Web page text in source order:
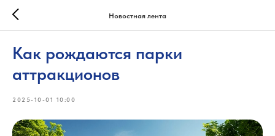
Новостная лента
Как рождаются парки
аттракционов
2025-10-01 10:00